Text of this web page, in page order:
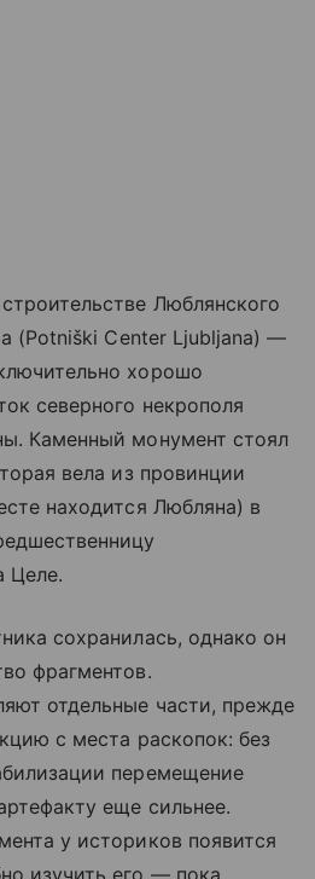
Люблянского
(Potniški Center Ljubljana) —
хорошо
северного некрополя
Каменный монумент стоял
вела из провинции
находится Любляна) в
Целе.
сохранилась, однако он
фрагментов.
отдельные части, прежде
с места раскопок: без
перемещение
еще сильнее.
у историков появится
изучить его — пока